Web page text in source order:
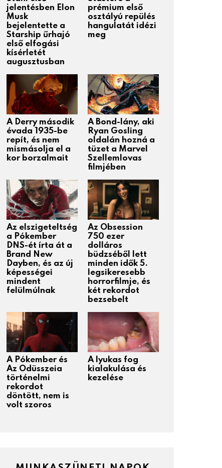
jelentésben Elon
Musk
bejelentette a
Starship űrhajó
első elfogási
kísérletét
augusztusban
prémium első
osztályú repülés
hangulatát idézi
meg
A Derry második
évada 1935-be
repít, és nem
mismásolja el a
kor borzalmait
A Bond-lány, aki
Ryan Gosling
oldalán hozná a
tüzet a Marvel
Szellemlovas
filmjében
Az elszigeteltség
a Pókember
DNS-ét írta át a
Brand New
Dayben, és az új
képességei
mindent
felülmúlnak
Az Obsession
750 ezer
dolláros
büdzséből lett
minden idők 5.
legsikeresebb
horrorfilmje, és
két rekordot
bezsebelt
A Pókember és
Az Odüsszeia
történelmi
rekordot
döntött, nem is
volt szoros
A lyukas fog
kialakulása és
kezelése